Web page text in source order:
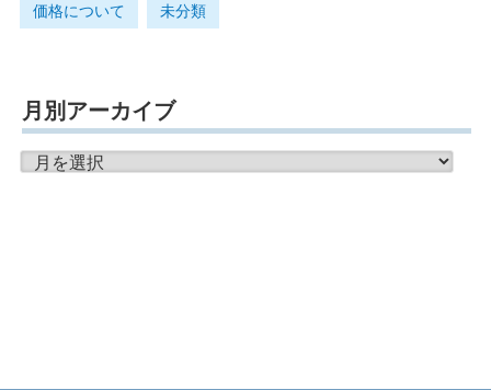
価格について 未分類
月別アーカイブ
月
別